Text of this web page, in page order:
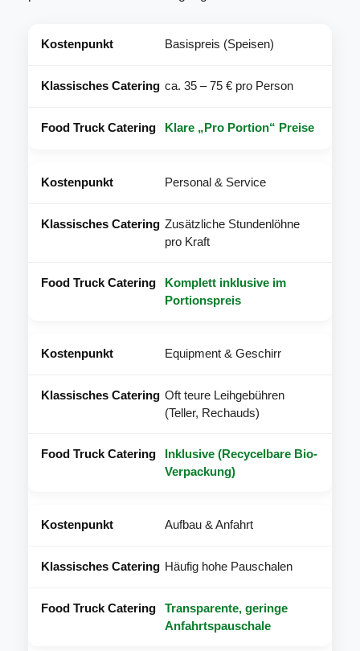
Basispreis (Speisen)
ca. 35 – 75 € pro Person
Klare „Pro Portion“ Preise
Personal & Service
Zusätzliche Stundenlöhne
pro Kraft
Komplett inklusive im
Portionspreis
Equipment & Geschirr
Oft teure Leihgebühren
(Teller, Rechauds)
Inklusive (Recycelbare Bio-
Verpackung)
Aufbau & Anfahrt
Häufig hohe Pauschalen
Transparente, geringe
Anfahrtspauschale